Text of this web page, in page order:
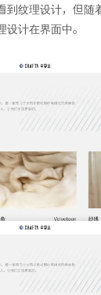
到纹理设计，但随
设计在界面中。